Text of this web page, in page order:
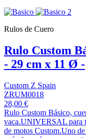
Rulos de Cuero
Rulo Custom
- 29 cm x 11 Ø -
Custom Z Spain
ZRUM0018
28,00 €
Rulo Custom Básico,
vaca.UNIVERSAL para
de motos Custom.Uno